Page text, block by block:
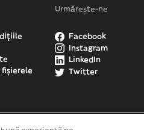
Urmărește-ne
Facebook
Instagram
LinkedIn
Twitter